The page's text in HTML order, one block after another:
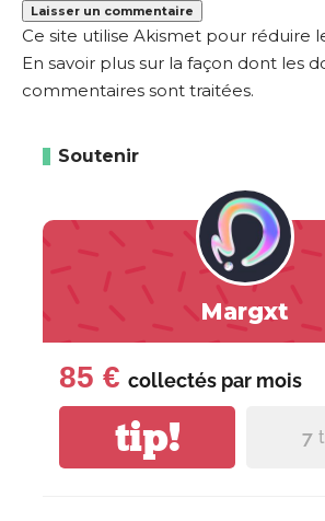
Ce site utilise Akismet pour réduire
En savoir plus sur la façon dont les
commentaires sont traitées.
Soutenir
Margxt
85 € collectés par mois
tip! 7